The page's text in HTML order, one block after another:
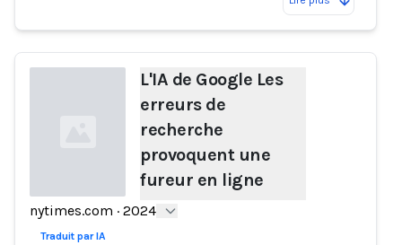
Loading...
L'IA de Google Les
erreurs de
recherche
provoquent une
fureur en ligne
nytimes.com · 2024
Traduit par IA